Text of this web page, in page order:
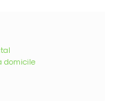
domicile